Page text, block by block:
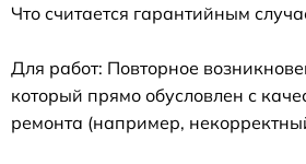
Что считается гарантийным
Для работ: Повторное
который прямо обусловлен с
ремонта (например,